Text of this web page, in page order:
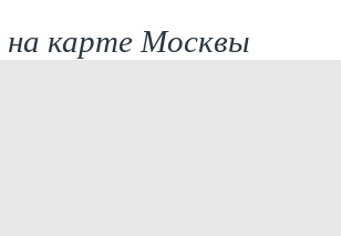
карте Москвы